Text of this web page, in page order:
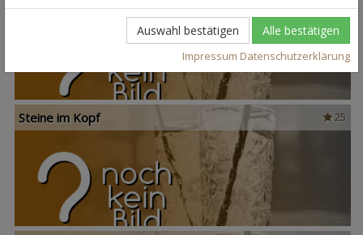
25
Steine im Kopf
Auswahl bestätigen Alle bestätigen
Impressum Datenschutzerklärung